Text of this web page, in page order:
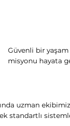
Güvenli bir
misyonu hayata
uzman
standartlı